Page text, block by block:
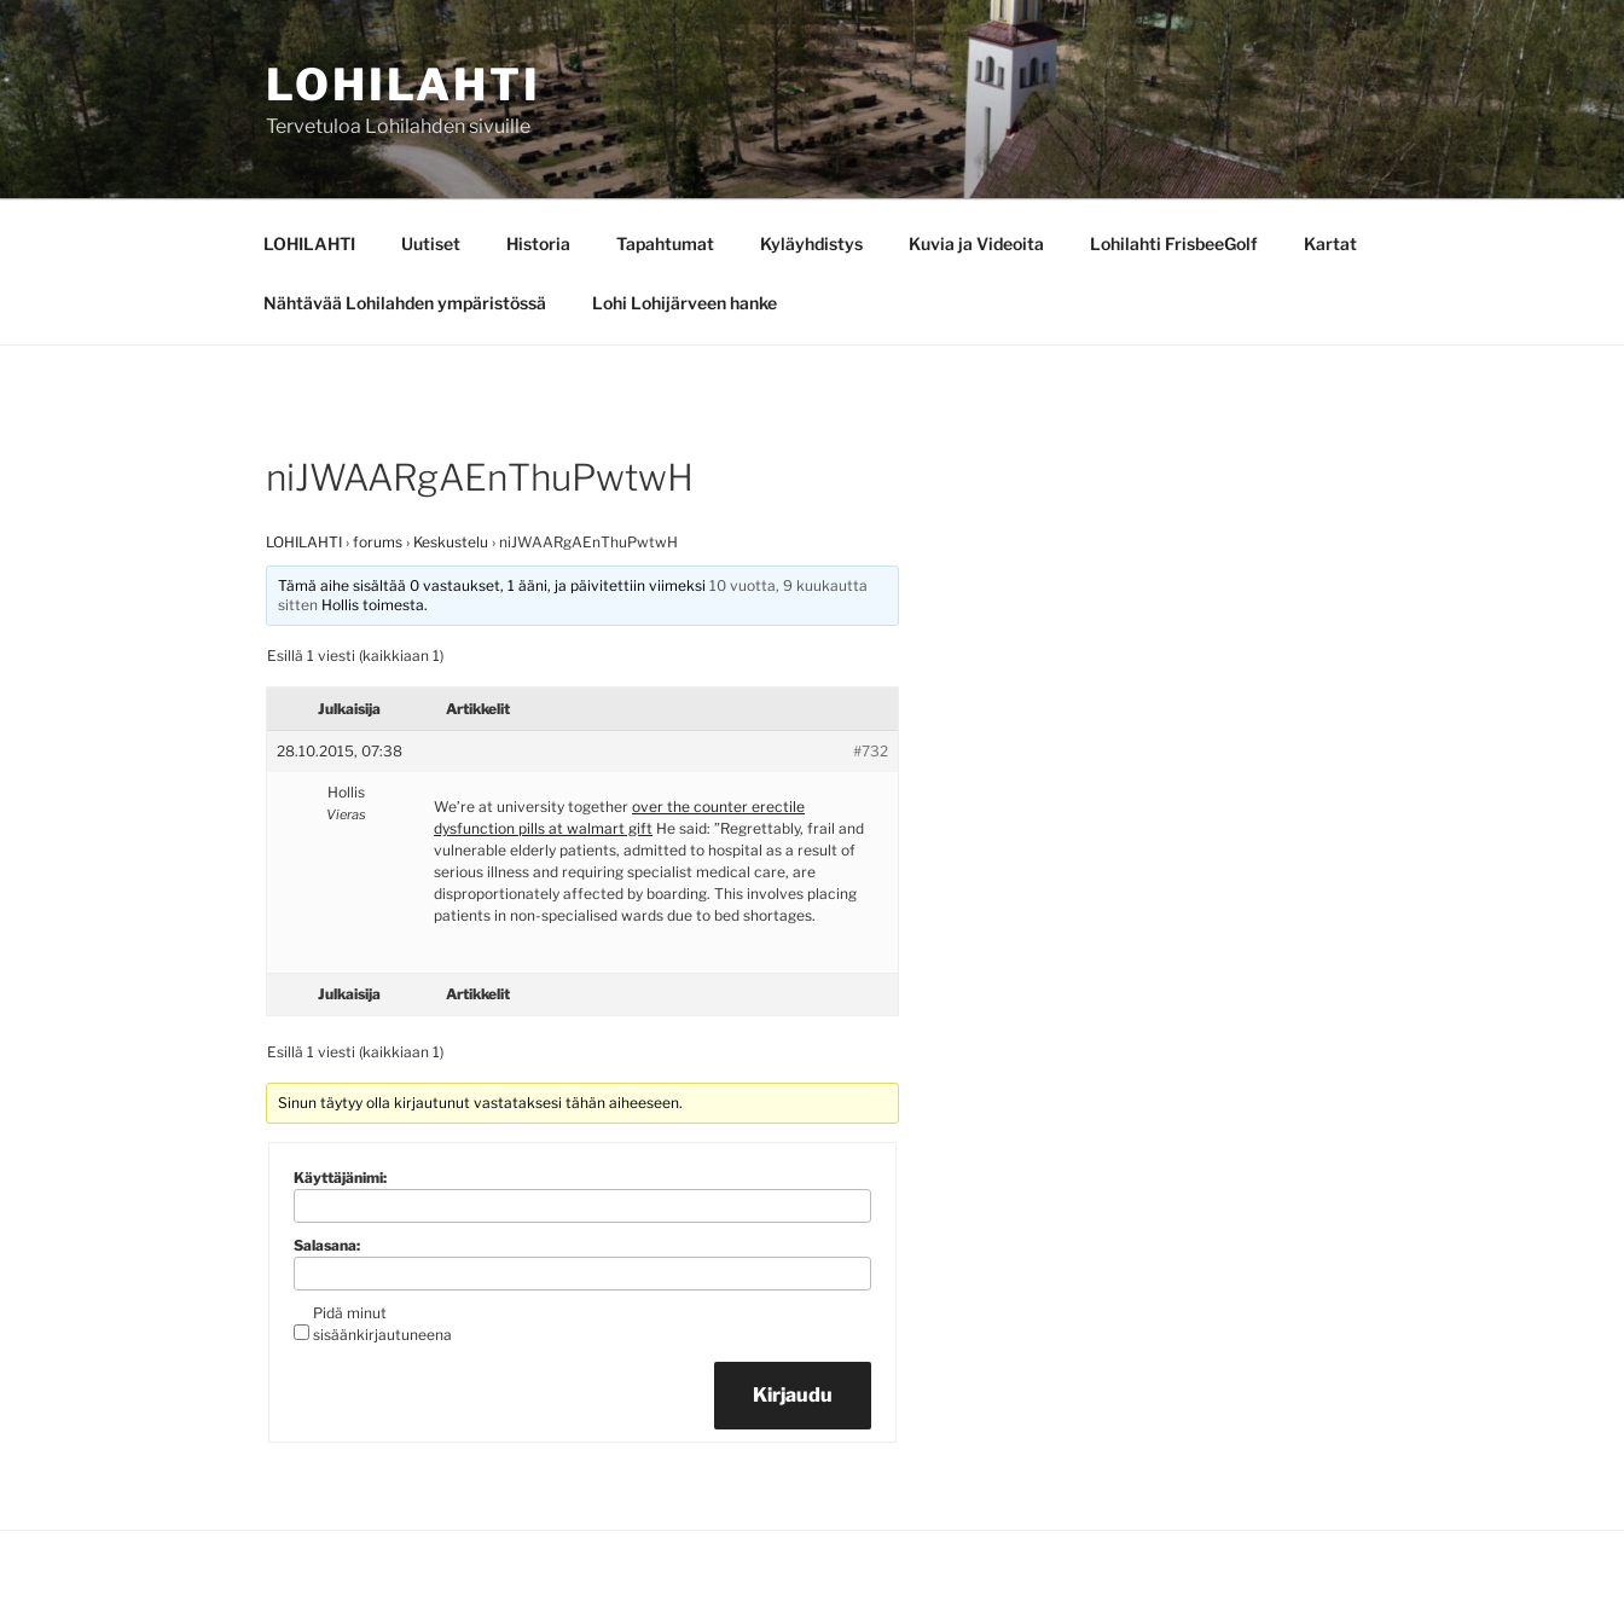
Siirry
sisältöön
LOHILAHTI
Tervetuloa Lohilahden sivuille
LOHILAHTI Uutiset Historia Tapahtumat Kyläyhdistys Kuvia ja Videoita Lohilahti FrisbeeGolf Kartat
Nähtävää Lohilahden ympäristössä Lohi Lohijärveen hanke
niJWAARgAEnThuPwtwH
LOHILAHTI › forums › Keskustelu › niJWAARgAEnThuPwtwH
Tämä aihe sisältää 0 vastaukset, 1 ääni, ja päivitettiin viimeksi10 vuotta, 9 kuukautta
sitten Hollis toimesta.
Esillä 1 viesti (kaikkiaan 1)
Julkaisija Artikkelit
28.10.2015, 07:38 #732
Hollis
Vieras We’re at university together over the counter erectile
dysfunction pills at walmart gift He said: ”Regrettably, frail and
vulnerable elderly patients, admitted to hospital as a result of
serious illness and requiring specialist medical care, are
disproportionately affected by boarding. This involves placing
patients in non-specialised wards due to bed shortages.
Julkaisija Artikkelit
Esillä 1 viesti (kaikkiaan 1)
Sinun täytyy olla kirjautunut vastataksesi tähän aiheeseen.
Käyttäjänimi:
Salasana:
Pidä minut
sisäänkirjautuneena
Kirjaudu